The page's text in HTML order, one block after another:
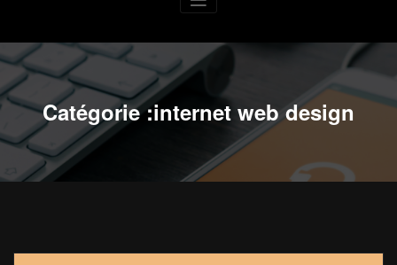
Catégorie :internet web design